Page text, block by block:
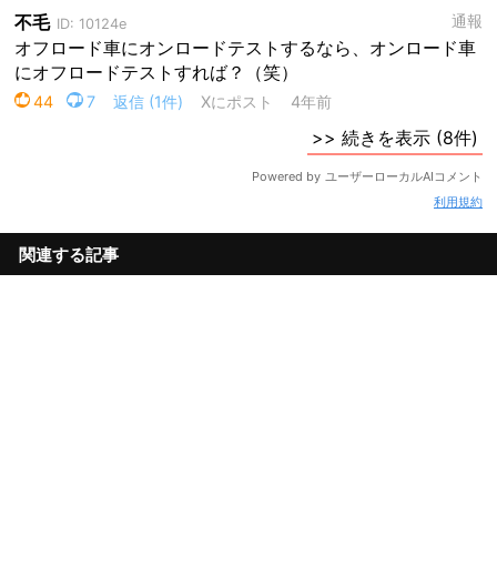
利用規約
関連する記事